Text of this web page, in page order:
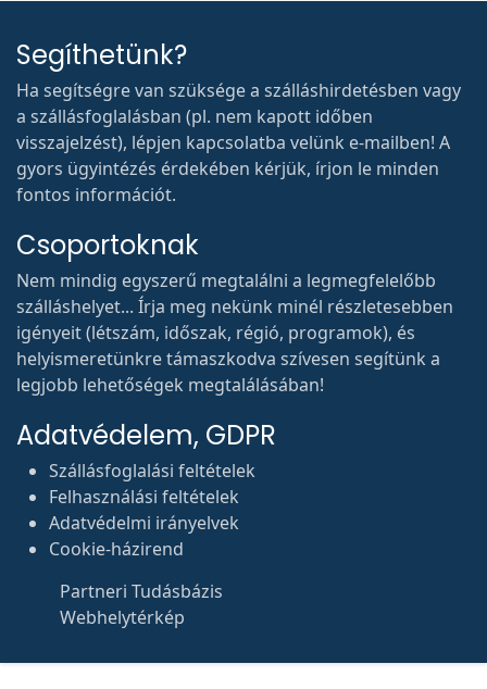
Segíthetünk?
Ha segítségre van szüksége a szálláshirdetésben vagy
a szállásfoglalásban (pl. nem kapott időben
visszajelzést), lépjen kapcsolatba velünk e-mailben! A
gyors ügyintézés érdekében kérjük, írjon le minden
fontos információt.
Csoportoknak
Nem mindig egyszerű megtalálni a legmegfelelőbb
szálláshelyet... Írja meg nekünk minél részletesebben
igényeit (létszám, időszak, régió, programok), és
helyismeretünkre támaszkodva szívesen segítünk a
legjobb lehetőségek megtalálásában!
Adatvédelem, GDPR
Szállásfoglalási feltételek
Felhasználási feltételek
Adatvédelmi irányelvek
Cookie-házirend
Partneri Tudásbázis
Webhelytérkép